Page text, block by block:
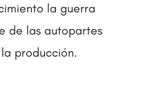
la guerra
de las autopartes
producción.